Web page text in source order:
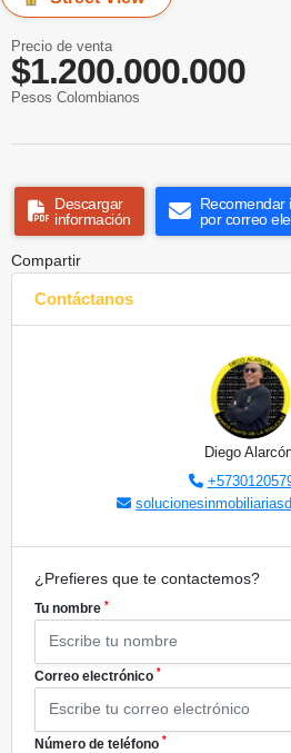
Precio de venta
$1.200.000.000
Pesos Colombianos
Descargar
información
Recomendar
por correo
Compartir
Contáctanos
Diego
¿Prefieres que te contactemos?
Tu nombre *
Correo electrónico *
Número de teléfono *